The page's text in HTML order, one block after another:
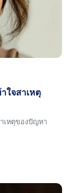
ใจสาเหตุ
เหตุของปัญหา